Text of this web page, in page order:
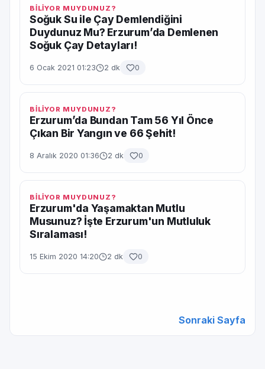
BİLİYOR MUYDUNUZ?
Soğuk Su ile Çay Demlendiğini
Duydunuz Mu? Erzurum’da Demlenen
Soğuk Çay Detayları!
6 Ocak 2021 01:23 2 dk 0
BİLİYOR MUYDUNUZ?
Erzurum’da Bundan Tam 56 Yıl Önce
Çıkan Bir Yangın ve 66 Şehit!
8 Aralık 2020 01:36 2 dk 0
BİLİYOR MUYDUNUZ?
Erzurum'da Yaşamaktan Mutlu
Musunuz? İşte Erzurum'un Mutluluk
Sıralaması!
15 Ekim 2020 14:20 2 dk 0
Sonraki Sayfa